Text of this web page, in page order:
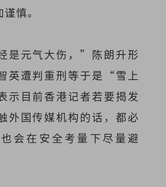
慎。
是元气大伤，”陈朗升形
英遭判重刑等于是“雪上
示目前香港记者若要揭发
外国传媒机构的话，都必
会在安全考量下尽量避